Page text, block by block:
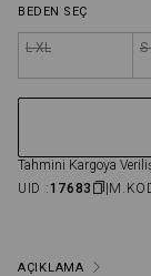
BEDEN SEÇ
L-XL
Tahmini Kargoya
UID :17683
AÇIKLAMA